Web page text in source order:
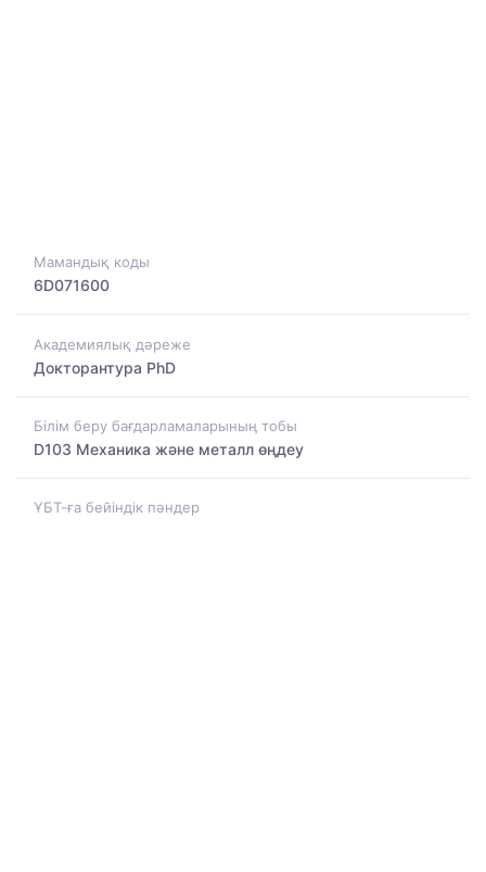
Мамандық коды
6D071600
Академиялық дәреже
Докторантура PhD
Білім беру бағдарламаларының тобы
D103 Механика және металл өңдеу
ҰБТ-ға бейіндік пәндер